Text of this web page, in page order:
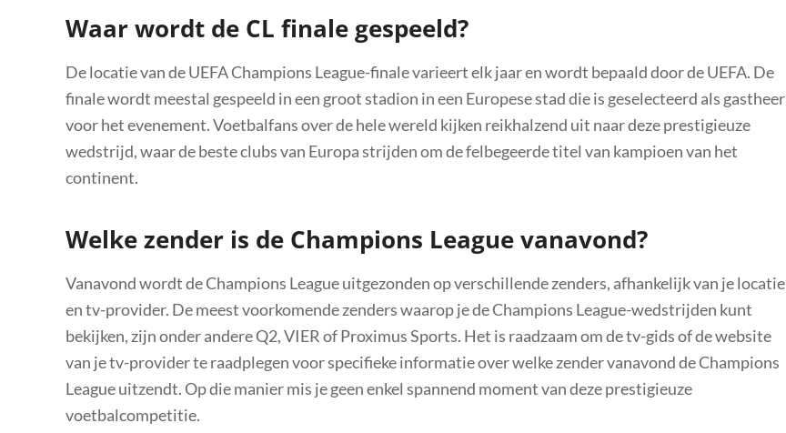
Waar wordt de CL finale gespeeld?
De locatie van de UEFA Champions League-finale varieert elk jaar en wordt bepaald door de UEFA. De
finale wordt meestal gespeeld in een groot stadion in een Europese stad die is geselecteerd als gastheer
voor het evenement. Voetbalfans over de hele wereld kijken reikhalzend uit naar deze prestigieuze
wedstrijd, waar de beste clubs van Europa strijden om de felbegeerde titel van kampioen van het
continent.
Welke zender is de Champions League vanavond?
Vanavond wordt de Champions League uitgezonden op verschillende zenders, afhankelijk van je locatie
en tv-provider. De meest voorkomende zenders waarop je de Champions League-wedstrijden kunt
bekijken, zijn onder andere Q2, VIER of Proximus Sports. Het is raadzaam om de tv-gids of de website
van je tv-provider te raadplegen voor specifieke informatie over welke zender vanavond de Champions
League uitzendt. Op die manier mis je geen enkel spannend moment van deze prestigieuze
voetbalcompetitie.